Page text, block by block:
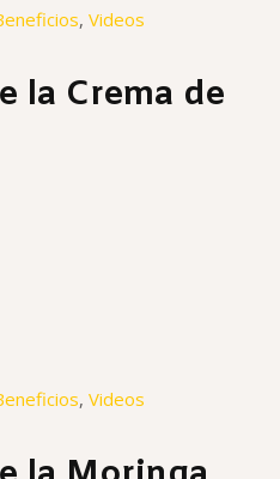
,Videos
la Crema de
,Videos